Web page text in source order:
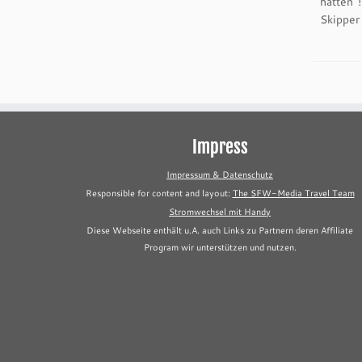
Impress
Impressum & Datenschutz
Responsible for content and layout: The SFW-Media Travel Team
Stromwechsel mit Handy
Diese Webseite enthält u.A. auch Links zu Partnern deren Affiliate
Program wir unterstützen und nutzen.